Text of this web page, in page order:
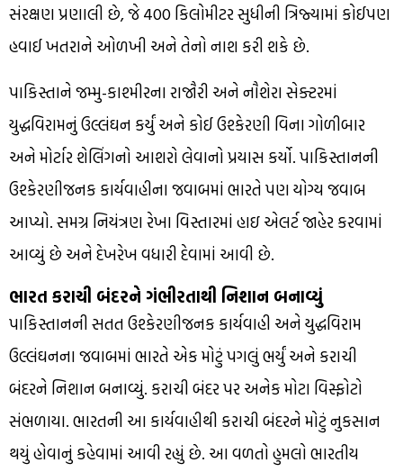
સંરક્ષણ પ્રણાલી છે, જે 400 કિલોમીટર સુધીની ત્રિજ્યામાં કોઈપણ
હવાઈ ખતરાને ઓળખી અને તેનો નાશ કરી શકે છે.
પાકિસ્તાને જમ્મુ-કાશ્મીરના રાજૌરી અને નૌશેરા સેક્ટરમાં
યુદ્ધવિરામનું ઉલ્લંઘન કર્યું અને કોઈ ઉશ્કેરણી વિના ગોળીબાર
અને મોર્ટાર શેલિંગનો આશરો લેવાનો પ્રયાસ કર્યો. પાકિસ્તાનની
ઉશ્કેરણીજનક કાર્યવાહીના જવાબમાં ભારતે પણ યોગ્ય જવાબ
આપ્યો. સમગ્ર નિયંત્રણ રેખા વિસ્તારમાં હાઇ એલર્ટ જાહેર કરવામાં
આવ્યું છે અને દેખરેખ વધારી દેવામાં આવી છે.
ભારત કરાચી બંદરને ગંભીરતાથી નિશાન બનાવ્યું
પાકિસ્તાનની સતત ઉશ્કેરણીજનક કાર્યવાહી અને યુદ્ધવિરામ
ઉલ્લંઘનના જવાબમાં ભારતે એક મોટું પગલું ભર્યું અને કરાચી
બંદરને નિશાન બનાવ્યું. કરાચી બંદર પર અનેક મોટા વિસ્ફોટો
સંભળાયા. ભારતની આ કાર્યવાહીથી કરાચી બંદરને મોટું નુકસાન
થયું હોવાનું કહેવામાં આવી રહ્યું છે. આ વળતો હુમલો ભારતીય